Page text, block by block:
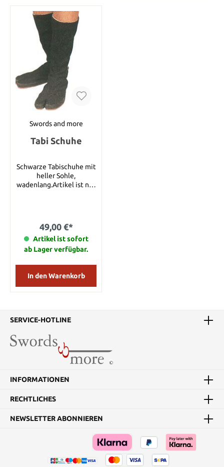
Swords and more
Tabi Schuhe
Schwarze Tabischuhe mit
heller Sohle,
wadenlang.Artikel ist nur
Größen: 9 -- 42 10 -- 43 11
-- 44 12 -- 45 13 -- 46
49,00 €*
Artikel ist sofort
ab Lager verfügbar.
In den Warenkorb
SERVICE-HOTLINE
INFORMATIONEN
RECHTLICHES
NEWSLETTER ABONNIEREN